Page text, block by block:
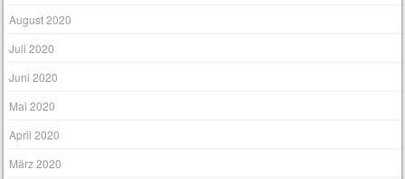
August 2020
Juli 2020
Juni 2020
Mai 2020
April 2020
März 2020